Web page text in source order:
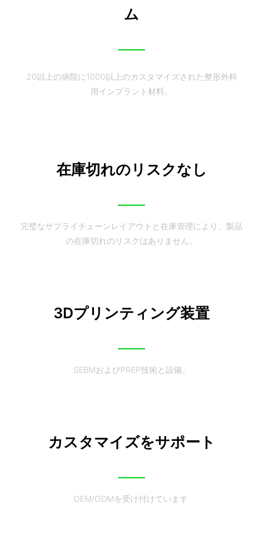
ム
20以上の病院に1000以上のカスタマイズされた整形外科
用インプラント材料。
在庫切れのリスクなし
完璧なサプライチェーンレイアウトと在庫管理により、製品
の在庫切れのリスクはありません。
3Dプリンティング装置
SEBMおよびPREP技術と設備。
カスタマイズをサポート
OEM/ODMを受け付けています